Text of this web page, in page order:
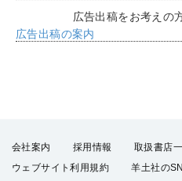
広告出稿をお考えの
広告出稿の案内
会社案内 採用情報 取扱書店
ウェブサイト利用規約
羊土社の